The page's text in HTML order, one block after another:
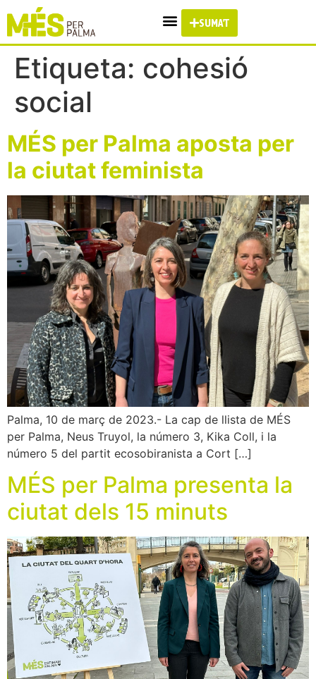
SUMA'T
Etiqueta: cohesió
social
MÉS per Palma aposta per
la ciutat feminista
Palma, 10 de març de 2023.- La cap de llista de MÉS
per Palma, Neus Truyol, la número 3, Kika Coll, i la
número 5 del partit ecosobiranista a Cort […]
MÉS per Palma presenta la
ciutat dels 15 minuts